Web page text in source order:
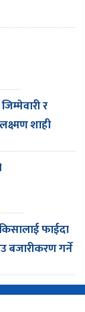
र
शाही
फाईदा
बजारीकरण गर्ने
EasySoftnepal